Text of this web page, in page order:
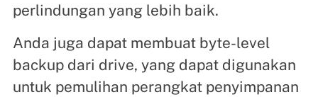
perlindungan yang lebih baik.
Anda juga dapat membuat byte-level
backup dari drive, yang dapat digunakan
untuk pemulihan perangkat penyimpanan